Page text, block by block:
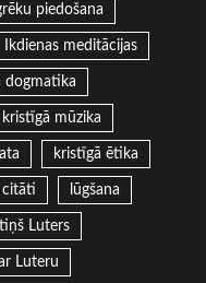
piedošana
Ikdienas meditācijas
dogmatika
kristīgā mūzika
kristīgā ētika
citāti lūgšana
Luters
Luteru